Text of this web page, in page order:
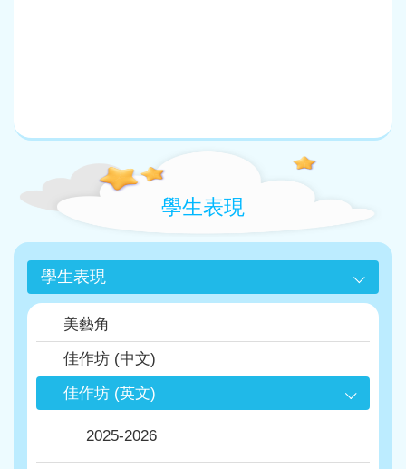
navigation
學生表現
學生表現
美藝角
佳作坊 (中文)
佳作坊 (英文)
2025-2026